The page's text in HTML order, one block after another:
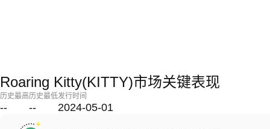
Roaring Kitty(KITTY)市场关键表现
历史最高
--
历史最低
--
发行时间
2024-05-01